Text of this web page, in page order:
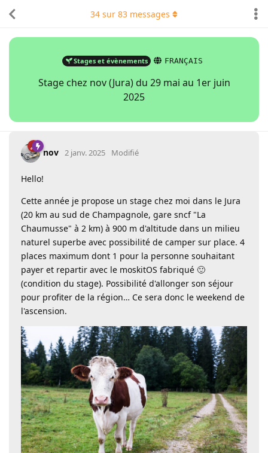
Stages et évènements FRANÇAIS
Stage chez nov (Jura) du 29 mai au 1er juin
2025
34 sur 83 messages
nov 2 janv. 2025 Modifié
Hello!
Cette année je propose un stage chez moi dans le Jura
(20 km au sud de Champagnole, gare sncf "La
Chaumusse" à 2 km) à 900 m d'altitude dans un milieu
naturel superbe avec possibilité de camper sur place. 4
places maximum dont 1 pour la personne souhaitant
payer et repartir avec le moskitOS fabriqué 🙂
(condition du stage). Possibilité d'allonger son séjour
pour profiter de la région… Ce sera donc le weekend de
l'ascension.